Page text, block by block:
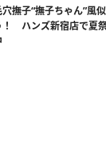
穴撫子“撫子ちゃん”風
！ ハンズ新宿店で夏